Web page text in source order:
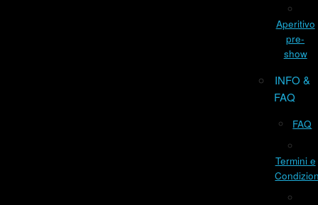
Aperitivo
pre-
show
INFO &
FAQ
FAQ
Termini e